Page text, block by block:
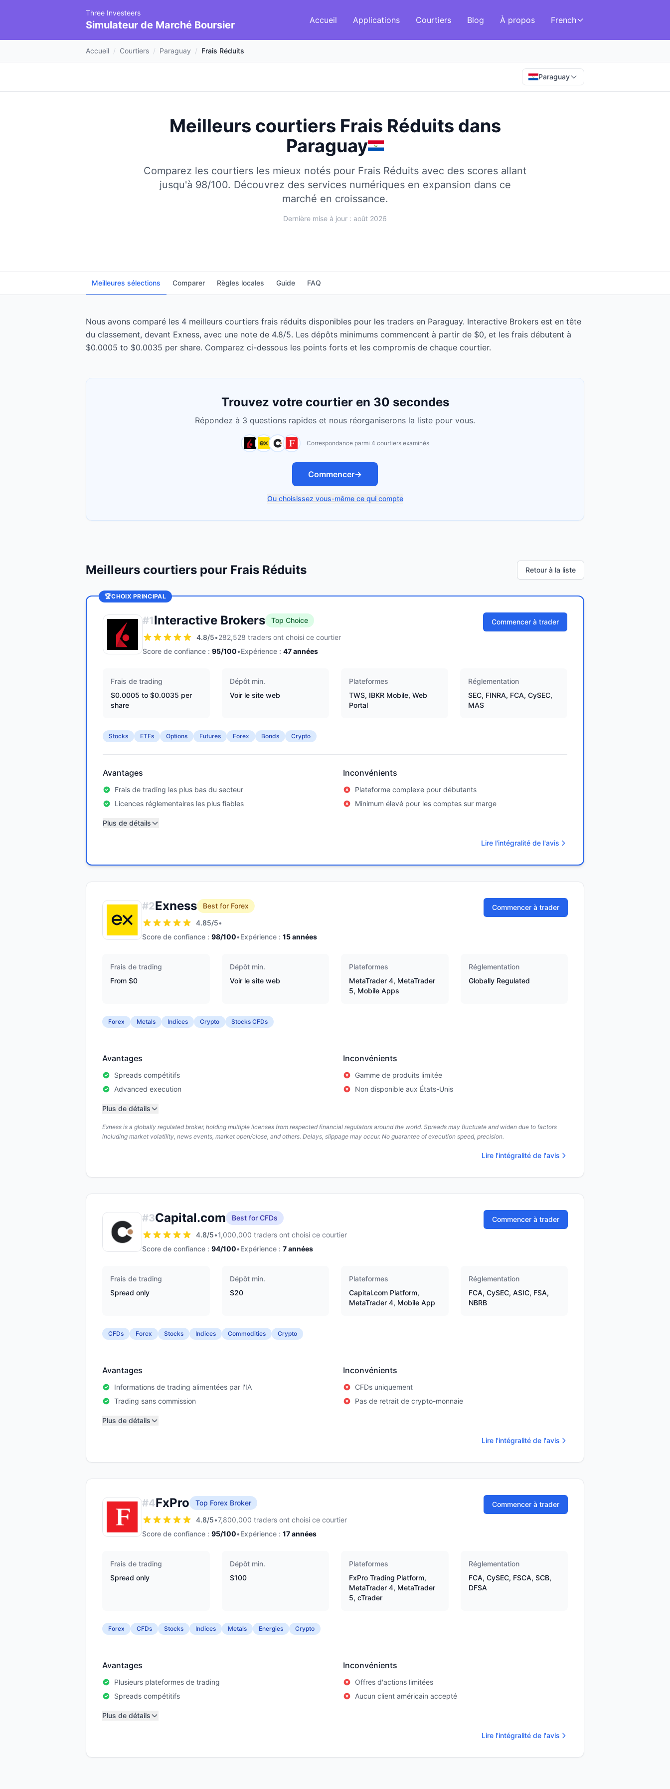
Three Investeers
Simulateur de Marché Boursier Accueil Applications Courtiers Blog À propos French
Accueil / Courtiers / Paraguay / Frais Réduits
Paraguay
Meilleurs courtiers Frais Réduits dans
Paraguay
Comparez les courtiers les mieux notés pour Frais Réduits avec des scores allant
jusqu'à 98/100. Découvrez des services numériques en expansion dans ce
marché en croissance.
Dernière mise à jour : août 2026
Meilleures sélections Comparer Règles locales Guide FAQ
Nous avons comparé les 4 meilleurs courtiers frais réduits disponibles pour les traders en Paraguay. Interactive Brokers est en tête
du classement, devant Exness, avec une note de 4.8/5. Les dépôts minimums commencent à partir de $0, et les frais débutent à
$0.0005 to $0.0035 per share. Comparez ci-dessous les points forts et les compromis de chaque courtier.
Trouvez votre courtier en 30 secondes
Répondez à 3 questions rapides et nous réorganiserons la liste pour vous.
Correspondance parmi 4 courtiers examinés
Commencer→
Ou choisissez vous-même ce qui compte
Meilleurs courtiers pour Frais Réduits Retour à la liste
🏆CHOIX PRINCIPAL
#1Interactive Brokers
Top Choice
4.8/5•282,528 traders ont choisi ce courtier
Score de confiance : 95/100•Expérience : 47années
Commencer à trader
Frais de trading
$0.0005 to $0.0035 per
share
Dépôt min.
Voir le site web
Plateformes
TWS, IBKR Mobile, Web
Portal
Réglementation
SEC, FINRA, FCA, CySEC,
MAS
Stocks ETFs Options Futures Forex Bonds Crypto
Avantages
Frais de trading les plus bas du secteur
Licences réglementaires les plus fiables
Inconvénients
Plateforme complexe pour débutants
Minimum élevé pour les comptes sur marge
Plus de détails
Lire l'intégralité de l'avis
#2Exness
Best for Forex
4.85/5•
Score de confiance : 98/100•Expérience : 15années
Commencer à trader
Frais de trading
From $0
Dépôt min.
Voir le site web
Plateformes
MetaTrader 4, MetaTrader
5, Mobile Apps
Réglementation
Globally Regulated
Forex Metals Indices Crypto Stocks CFDs
Avantages
Spreads compétitifs
Advanced execution
Inconvénients
Gamme de produits limitée
Non disponible aux États-Unis
Plus de détails
Exness is a globally regulated broker, holding multiple licenses from respected financial regulators around the world. Spreads may fluctuate and widen due to factors
including market volatility, news events, market open/close, and others. Delays, slippage may occur. No guarantee of execution speed, precision.
Lire l'intégralité de l'avis
#3Capital.com
Best for CFDs
4.8/5•1,000,000 traders ont choisi ce courtier
Score de confiance : 94/100•Expérience : 7années
Commencer à trader
Frais de trading
Spread only
Dépôt min.
$20
Plateformes
Capital.com Platform,
MetaTrader 4, Mobile App
Réglementation
FCA, CySEC, ASIC, FSA,
NBRB
CFDs Forex Stocks Indices Commodities Crypto
Avantages
Informations de trading alimentées par l'IA
Trading sans commission
Inconvénients
CFDs uniquement
Pas de retrait de crypto-monnaie
Plus de détails
Lire l'intégralité de l'avis
#4FxPro
Top Forex Broker
4.8/5•7,800,000 traders ont choisi ce courtier
Score de confiance : 95/100•Expérience : 17années
Commencer à trader
Frais de trading
Spread only
Dépôt min.
$100
Plateformes
FxPro Trading Platform,
MetaTrader 4, MetaTrader
5, cTrader
Réglementation
FCA, CySEC, FSCA, SCB,
DFSA
Forex CFDs Stocks Indices Metals Energies Crypto
Avantages
Plusieurs plateformes de trading
Spreads compétitifs
Inconvénients
Offres d'actions limitées
Aucun client américain accepté
Plus de détails
Lire l'intégralité de l'avis